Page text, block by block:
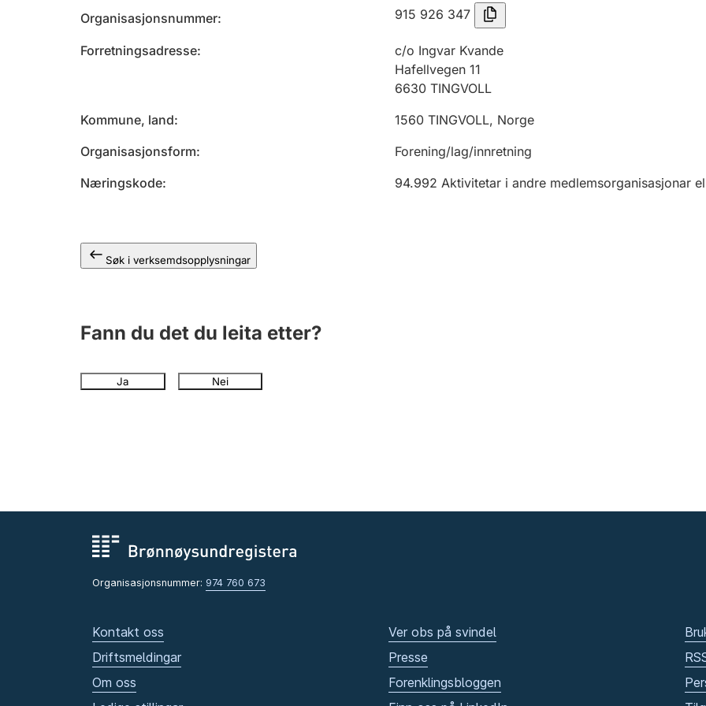
Organisasjonsnummer 915 926 347
Forretningsadresse
c/o Ingvar Kvande
Hafellvegen 11
6630 TINGVOLL
Kommune, land
1560 TINGVOLL, Norge
Organisasjonsform
Forening/lag/innretning
Næringskode
94.992 Aktivitetar i andre medlemsorganisasjonar
Søk i verksemdsopplysningar
Fann du det du leita etter?
Ja Nei
Organisasjonsnummer: 974 760 673
Kontakt oss
Driftsmeldingar
Om oss
Ver obs på svindel
Presse
Forenklingsbloggen